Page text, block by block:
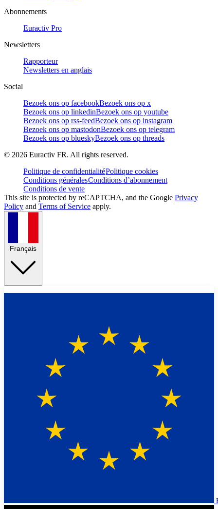
Abonnements
Euractiv Pro
Newsletters
Rapporteur
Newsletters en anglais
Social
Bezoek ons op facebookBezoek ons op x
Bezoek ons op linkedinBezoek ons op youtube
Bezoek ons op rss-feedBezoek ons op instagram
Bezoek ons op mastodonBezoek ons op telegram
Bezoek ons op blueskyBezoek ons op threads
© 2026 Euractiv FR. All rights reserved.
Politique de confidentialitéPolitique cookies
Conditions généralesConditions d’abonnement
Conditions de vente
This site is protected by reCAPTCHA, and the Google Privacy
Policy and Terms of Service apply.
Français